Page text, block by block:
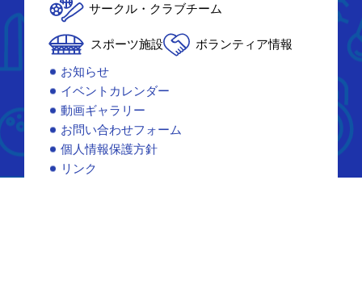
サークル・クラブチーム
スポーツ施設
ボランティア情報
お知らせ
イベントカレンダー
動画ギャラリー
お問い合わせフォーム
個人情報保護方針
リンク